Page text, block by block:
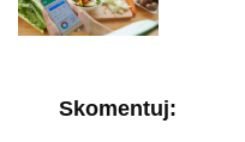
Skomentuj: